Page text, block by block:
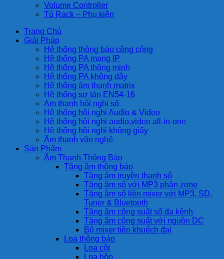
Volume Controller
Tủ Rack – Phụ kiện
Trang Chủ
Giải Pháp
Hệ thống thông báo công cộng
Hệ thống PA mạng IP
Hệ thống PA thông minh
Hệ thống PA không dây
Hệ thống âm thanh matrix
Hệ thống sơ tán EN54-16
Am thanh hội nghị số
Hệ thống hội nghị Audio & Video
Hệ thống hội nghị audio,video all-in-one
Hệ thống hội nghị không giấy
Âm thanh văn nghệ
Sản Phẩm
Âm Thanh Thông Báo
Tăng âm thông báo
Tăng âm truyền thanh số
Tăng âm số với MP3 phân zone
Tăng âm số liền mixer với MP3, SD,
Tuner & Bluetooth
Tăng âm công suất số đa kênh
Tăng âm công suất với nguồn DC
Bộ mixer tiền khuếch đại
Loa thông báo
Loa cột
Loa hộp